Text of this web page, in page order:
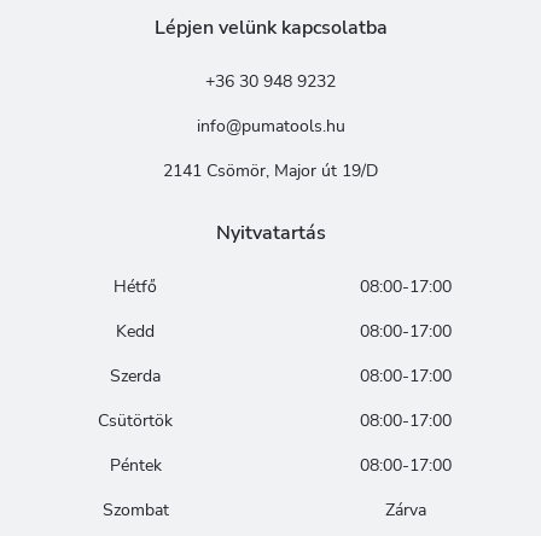
Lépjen velünk kapcsolatba
+36 30 948 9232
info@pumatools.hu
2141 Csömör, Major út 19/D
Nyitvatartás
Hétfő
08:00-17:00
Kedd
08:00-17:00
Szerda
08:00-17:00
Csütörtök
08:00-17:00
Péntek
08:00-17:00
Szombat
Zárva